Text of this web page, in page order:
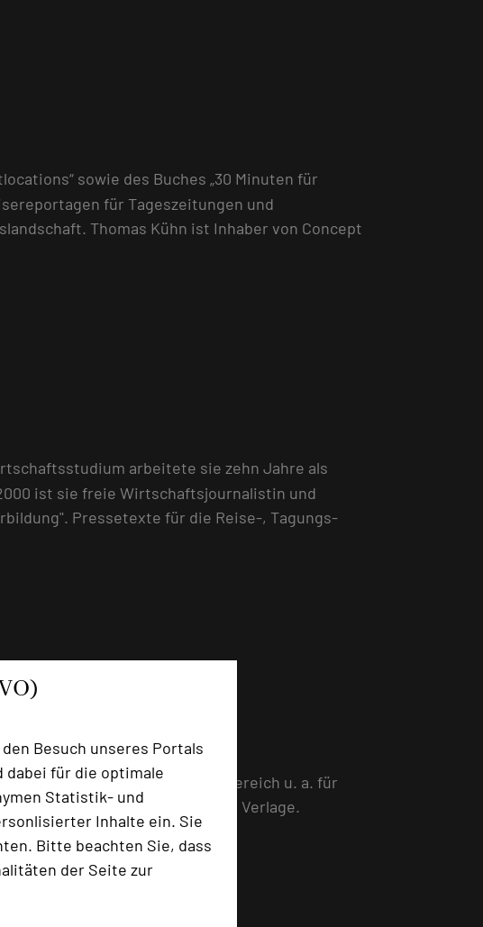
Besuch unseres Portals
dabei für die optimale
Statistik- und
Inhalte ein. Sie
Bitte beachten Sie, dass
der Seite zur
sowie des Buches „30 Minuten für
für Tageszeitungen und
Thomas Kühn ist Inhaber von Concept
arbeitete sie zehn Jahre als
ist sie freie Wirtschaftsjournalistin und
Pressetexte für die Reise-, Tagungs-
Nach dem Studium der
im Weiterbildungsbereich u. a. für
Auftraggeber und Verlage.